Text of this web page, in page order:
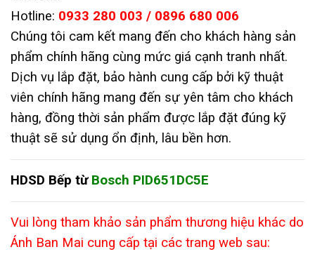
Hotline: 0933 280 003 / 0896 680 006
Chúng tôi cam kết mang đến cho khách hàng sản
phẩm chính hãng cùng mức giá cạnh tranh nhất.
Dịch vụ lắp đặt, bảo hành cung cấp bởi kỹ thuật
viên chính hãng mang đến sự yên tâm cho khách
hàng, đồng thời sản phẩm được lắp đặt đúng kỹ
thuật sẽ sử dụng ổn định, lâu bền hơn.
HDSD Bếp từ Bosch PID651DC5E
Vui lòng tham khảo sản phẩm thương hiệu khác do
Ánh Ban Mai cung cấp tại các trang web sau: